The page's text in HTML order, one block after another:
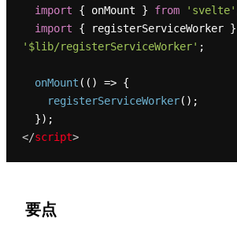
import { onMount } from 'svelte'
import { registerServiceWorker }
'$lib/registerServiceWorker' ;
onMount ( () => {
registerServiceWorker();
</script>
要点